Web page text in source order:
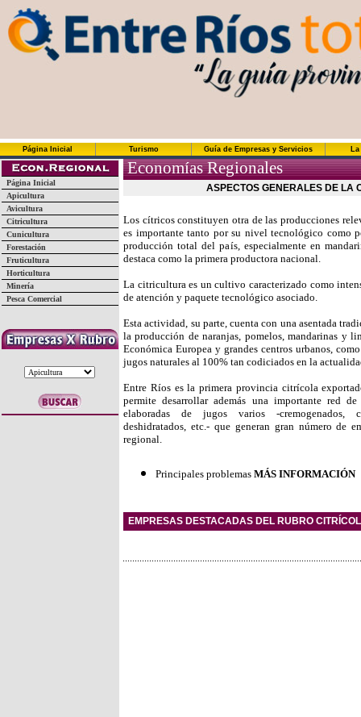
Página Inicial Turismo Guía de Empresas y Servicios
Página Inicial
Apicultura
Avicultura
Citricultura
Cunicultura
Forestación
Fruticultura
Horticultura
Minería
Pesca Comercial
Economías Regionales
ASPECTOS GENERALES DE LA
Los cítricos constituyen otra de las producciones
es importante tanto por su nivel tecnológico como
producción total del país, especialmente en
destaca como la primera productora nacional.
La citricultura es un cultivo caracterizado como
de atención y paquete tecnológico asociado.
Esta actividad, su parte, cuenta con una asentada
la producción de naranjas, pomelos, mandarinas y
Económica Europea y grandes centros urbanos,
jugos naturales al 100% tan codiciados en la
Entre Ríos es la primera provincia citrícola
permite desarrollar además una importante red de
elaboradas de jugos varios -cremogenados,
deshidratados, etc.- que generan gran número de
regional.
Principales problemas MÁS INFORMACIÓN
EMPRESAS DESTACADAS DEL RUBRO